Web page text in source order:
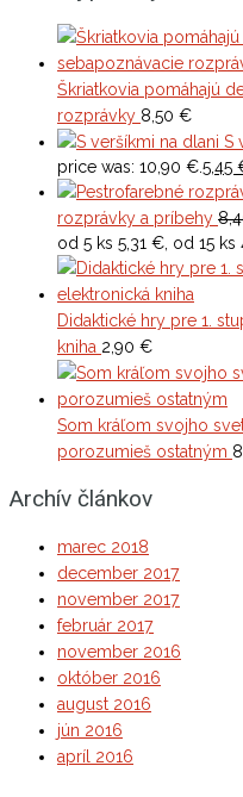
Škriatkovia pomáhajú
rozprávky 8,50 €
S
price was: 10,90 €.5,45
rozprávky a príbehy
od 5 ks 5,31 €, od 15 ks
Didaktické hry pre 1.
kniha 2,90 €
Som kráľom svojho
porozumieš ostatným
Archív článkov
marec 2018
december 2017
november 2017
február 2017
november 2016
október 2016
august 2016
jún 2016
apríl 2016